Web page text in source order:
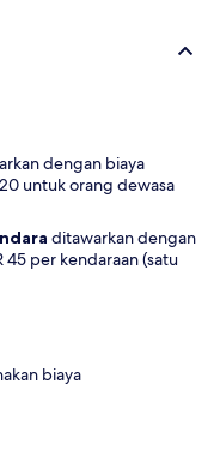
dengan biaya
untuk orang dewasa
ditawarkan dengan
45 per kendaraan (satu
biaya